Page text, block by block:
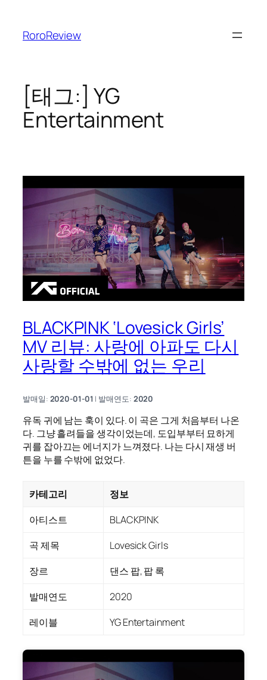
RoroReview
[태그:]YG
Entertainment
BLACKPINK ‘Lovesick Girls’
MV 리뷰: 사랑에 아파도 다시
사랑할 수밖에 없는 우리
발매일: 2020-01-01 | 발매연도: 2020
유독 귀에 남는 훅이 있다. 이 곡은 그게 처음부터 나온
다. 그냥 흘려들을 생각이었는데, 도입부부터 묘하게
귀를 잡아끄는 에너지가 느껴졌다. 나는 다시 재생 버
튼을 누를 수밖에 없었다.
카테고리
정보
아티스트
BLACKPINK
곡 제목
Lovesick Girls
장르
댄스 팝, 팝 록
발매연도
2020
레이블
YG Entertainment